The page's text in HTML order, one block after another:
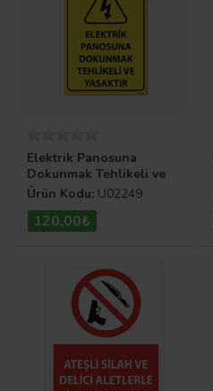
Elektrik Panosuna
Dokunmak Tehlikeli ve
Yasaktır Uyarı Levhası
Ürün Kodu: U02249
120,00₺